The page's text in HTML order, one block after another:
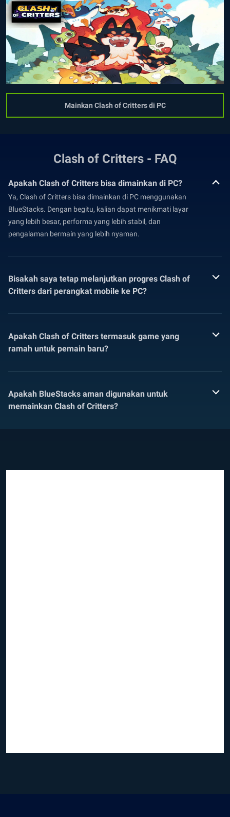
Mainkan Clash of Critters di PC
Clash of Critters - FAQ
Apakah Clash of Critters bisa dimainkan di PC?
Ya, Clash of Critters bisa dimainkan di PC menggunakan
BlueStacks. Dengan begitu, kalian dapat menikmati layar
yang lebih besar, performa yang lebih stabil, dan
pengalaman bermain yang lebih nyaman.
Bisakah saya tetap melanjutkan progres Clash of
Critters dari perangkat mobile ke PC?
Apakah Clash of Critters termasuk game yang
ramah untuk pemain baru?
Apakah BlueStacks aman digunakan untuk
memainkan Clash of Critters?